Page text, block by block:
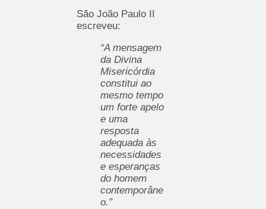
São João Paulo II
escreveu:
“A mensagem
da Divina
Misericórdia
constitui ao
mesmo tempo
um forte apelo
e uma
resposta
adequada às
necessidades
e esperanças
do homem
contemporâne
o.”